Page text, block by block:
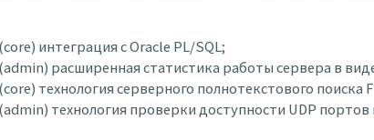
интеграция с Oracle PL/SQL;
(admin) расширенная статистика работы сервера в
технология серверного полнотекстового поиска
технология проверки доступности UDP